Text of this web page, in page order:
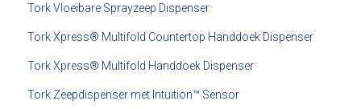
Tork Vloeibare Sprayzeep Dispenser
Tork Xpress® Multifold Countertop Handdoek Dispenser
Tork Xpress® Multifold Handdoek Dispenser
Tork Zeepdispenser met Intuition™ Sensor